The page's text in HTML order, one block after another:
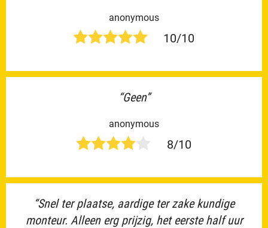
anonymous
10/10
“Geen”
anonymous
8/10
“Snel ter plaatse, aardige ter zake kundige
monteur. Alleen erg prijzig, het eerste half uur